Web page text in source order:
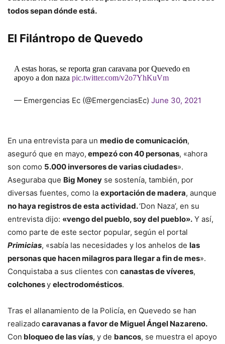
todos sepan dónde está.
El Filántropo de Quevedo
A estas horas, se reporta gran caravana por Quevedo en
apoyo a don naza pic.twitter.com/v2o7YhKuVm
— Emergencias Ec (@EmergenciasEc) June 30, 2021
En una entrevista para un medio de comunicación,
aseguró que en mayo, empezó con 40 personas, «ahora
son como 5.000 inversores de varias ciudades».
Aseguraba que Big Money se sostenía, también, por
diversas fuentes, como la exportación de madera, aunque
no haya registros de esta actividad.‘Don Naza’, en su
entrevista dijo: «vengo del pueblo, soy del pueblo». Y así,
como parte de este sector popular, según el portal
Primicias, «sabía las necesidades y los anhelos de las
personas que hacen milagros para llegar a fin de mes».
Conquistaba a sus clientes con canastas de víveres,
colchonesy electrodomésticos.
Tras el allanamiento de la Policía, en Quevedo se han
realizado caravanas a favor de Miguel Ángel Nazareno.
Con bloqueo de las vías, y de bancos, se muestra el apoyo